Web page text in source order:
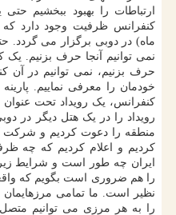
ارتباطات را بهبود ببخشیم
کنفرانس ظرفیت وجود دارد که
ماه) در دوبی برگزار می گردد.
نمی توانیم آنجا حرف بزنیم.
حرف بزنیم، نمی توانیم در آن
خودمان را معرفی نماییم.
کنفرانس، یک رویداد تحت عنوان
رویداد را در یک هتل دیگر در
منطقه را دعوت کردیم و شرکت
کردیم و اعلام کردیم که چه
ایران چه طور است و شرایط
را هم ضروری است بگویم که
نظیر است. ما تمامی
را به هر مرزی می توانیم متصل